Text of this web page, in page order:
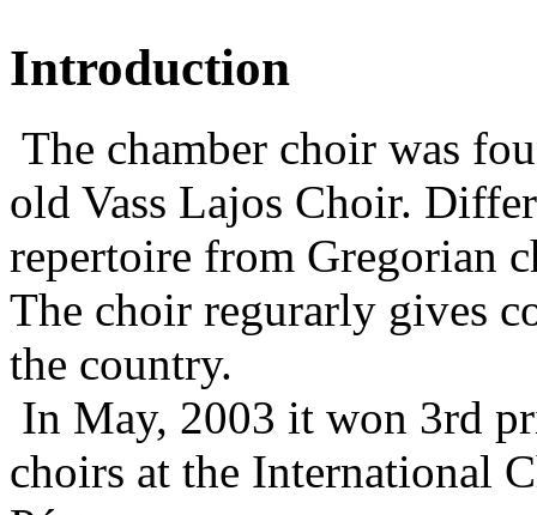
Introduction
The chamber choir was
old Vass Lajos Choir.
repertoire from Gregorian
The choir regurarly gives
the country.
In May, 2003 it won 3rd
choirs at the International